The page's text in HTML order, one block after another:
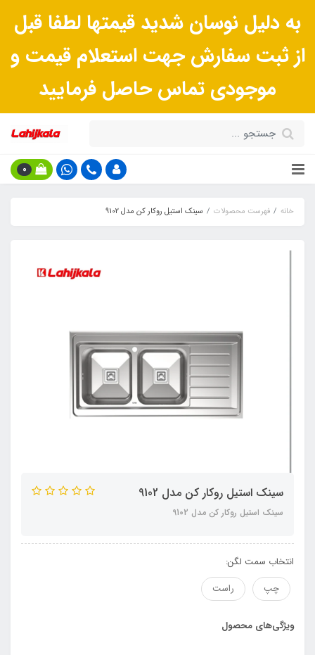
به دلیل نوسان شدید قیمتها لطفا قبل
از ثبت سفارش جهت استعلام قیمت و
موجودی تماس حاصل فرمایید
0
خانه فهرست محصولات سینک استیل روکار کن مدل 9102
سینک استیل روکار کن مدل 9102
سینک استیل روکار کن مدل 9102
انتخاب سمت لگن:
چپ
راست
ویژگی‌های محصول